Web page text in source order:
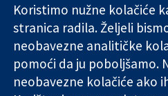
Pouzdani dokazi.
Utemeljeni
dokazi.
Bolje zdravlje.
London
W1G 0AN
Ujedinjeno
Kraljevstvo
Koristimo nužne kolačiće
stranica radila. Željeli
neobavezne analitičke
pomoći da ju poboljšamo.
neobavezne kolačiće ako